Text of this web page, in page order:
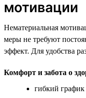
мотивации
Нематериальная
меры не требуют
эффект. Для удобства
Комфорт и забота о
гибкий